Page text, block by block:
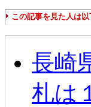
この記事を見た人は
長崎
札は